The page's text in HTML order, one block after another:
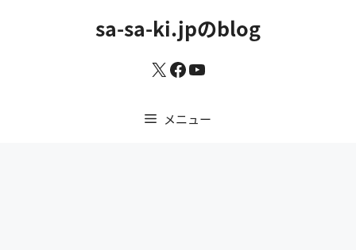
sa-sa-ki.jpのblog
X Facebook
YouTube
メニュー